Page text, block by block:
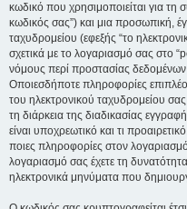
κωδικό που χρησιμοποιείται για
κωδικός σας”) και μια προσωπική,
ταχυδρομείου (εφεξής “το
σχετικά με το λογαριασμό σας στο
νόμους περί προστασίας
Οποιεσδήποτε πληροφορίες
του ηλεκτρονικού ταχυδρομείου
τη διάρκεια της διαδικασίας
είναι υποχρεωτικό και τι
ποιες πληροφορίες στον
λογαριασμό σας έχετε τη
ηλεκτρονικά μηνύματα που